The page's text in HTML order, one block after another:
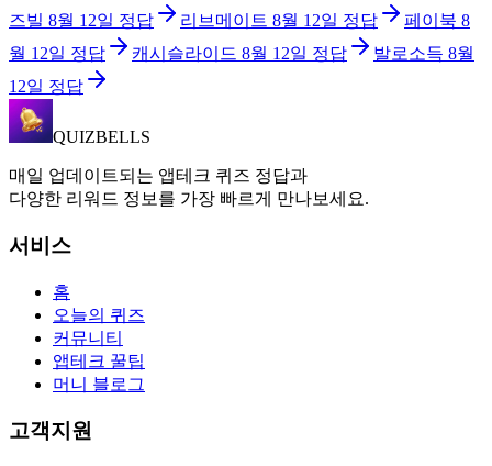
즈빌 8월 12일 정답 리브메이트 8월 12일 정답 페이북 8
월 12일 정답 캐시슬라이드 8월 12일 정답 발로소득 8월
12일 정답
QUIZBELLS
매일 업데이트되는 앱테크 퀴즈 정답과
다양한 리워드 정보를 가장 빠르게 만나보세요.
서비스
홈
오늘의 퀴즈
커뮤니티
앱테크 꿀팁
머니 블로그
고객지원